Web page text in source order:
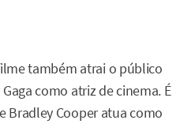
também atrai o público
como atriz de cinema. É
Bradley Cooper atua como